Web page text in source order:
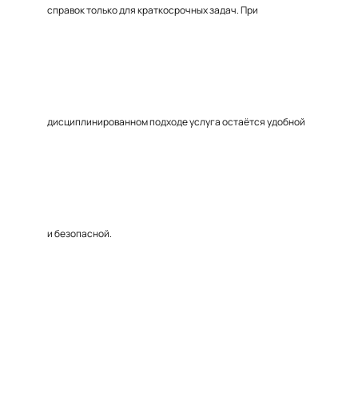
справок только для краткосрочных задач. При
дисциплинированном подходе услуга остаётся удобной
и безопасной.